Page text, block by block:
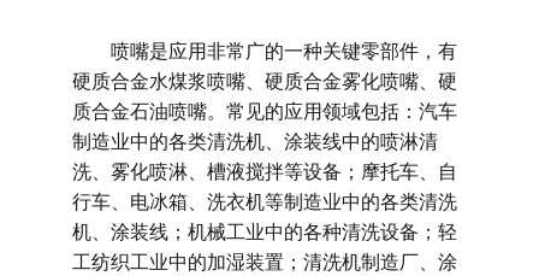
喷嘴是应用非常广的一种关键零部件，有
硬质合金水煤浆喷嘴、硬质合金雾化喷嘴、硬
质合金石油喷嘴。常见的应用领域包括：汽车
制造业中的各类清洗机、涂装线中的喷淋清
洗、雾化喷淋、槽液搅拌等设备；摩托车、自
行车、电冰箱、洗衣机等制造业中的各类清洗
机、涂装线；机械工业中的各种清洗设备；轻
工纺织工业中的加湿装置；清洗机制造厂、涂